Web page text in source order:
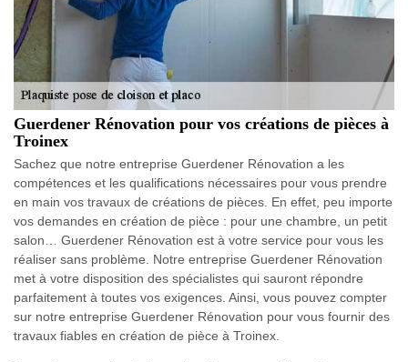
Guerdener Rénovation pour vos créations de pièces à
Troinex
Sachez que notre entreprise Guerdener Rénovation a les
compétences et les qualifications nécessaires pour vous prendre
en main vos travaux de créations de pièces. En effet, peu importe
vos demandes en création de pièce : pour une chambre, un petit
salon… Guerdener Rénovation est à votre service pour vous les
réaliser sans problème. Notre entreprise Guerdener Rénovation
met à votre disposition des spécialistes qui sauront répondre
parfaitement à toutes vos exigences. Ainsi, vous pouvez compter
sur notre entreprise Guerdener Rénovation pour vous fournir des
travaux fiables en création de pièce à Troinex.